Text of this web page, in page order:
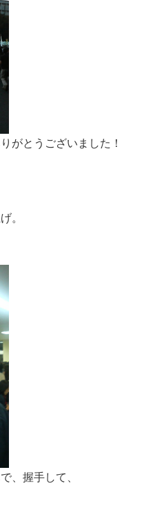
がとうございました！
。
、握手して、